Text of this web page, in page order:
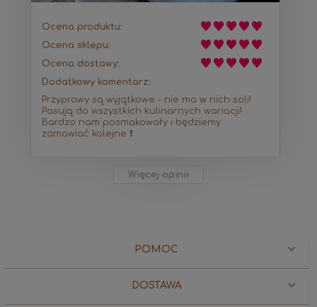
Ocena produktu:
Ocena sklepu:
Ocena dostawy:
Dodatkowy komentarz:
Przyprawy są wyjątkowe - nie ma w nich soli!
Pasują do wszystkich kulinarnych wariacji!
Bardzo nam posmakowały i będziemy
zamawiać kolejne ❗
Więcej opinii
POMOC
DOSTAWA